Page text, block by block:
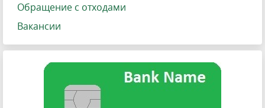
Обращение с отходами
Вакансии